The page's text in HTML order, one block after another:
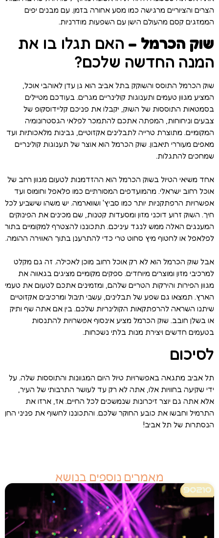
הצרים והציוריים מרגישה כמו מסע אחורה בזמן. עם מבנים יפים
הממזגים קסם מהעולם הישן עם השפעות מודרניות.
שוק הכרמל – האם תגלו בו את
המנה החדשה שלכם?
שוק הכרמל התוסס והשוקק בתל אביב הוא גן עדן לאוהבי אוכל,
המציע מגוון טעמים ותענוגות קולינריים מגרים. בעודכם מטיילים
בסמטאות התוססות של השוק, יקבלו את פניכם קליידוסקופ של
צבעים וניחוחות, המפתה אתכם להתמכר לפלאי הגסטרונומיה
המקומיים. מתוצרת טרייה לתבלינים אקזוטיים, גבינות מלאכותיות ועד
מאפים מעוררי תיאבון. שוק הכרמל הוא אוצר של תענוגות קולינריים
שמחכים להתגלות.
אחד משיאי הטיול בשוק הכרמל הוא ההזדמנות לטעום מגוון רחב של
אוכל רחוב ישראלי. מהמועדפים המסורתיים כמו פלאפל וחומוס ועד
אפשרויות הרפתקניות יותר כמו סביץ' ושווארמה. יש משהו שישביע לכל
חיך. השוק זרוע דוכני מזון ומסעדות קטנות, שם מכינים את הפינוקים
המענגים האלה ממש לנגד עיניכם. תתכוננו להצטרף למקומיים בתור
לפלאפל או לחטוף מיץ סחוט טרי כדי להתרענן בתוך האווירה ההומה.
אבל שוק הכרמל הוא לא רק אוכל רחוב מוכן לאכילה. זה גם מקלט
למרכיבי מזון ומוצרים מיוחדים. ספקים מקומיים מציגים בגאווה את
מגוון הפירות והירקות הטריים שלהם, ומזמינים אתכם לטעום את טעמי
הארץ. תמצאו גם שפע של תבלינים, עשבי תיבול ומרכיבים אקזוטיים
שיתנו השראה להרפתקאות הקולינריות שלכם. בין אם אתה שף ותיק
או בשלן חובב. שוק הכרמל מציע אינסוף אפשרויות להתנסות
בטעמים חדשים ויצירת מנות בלתי נשכחות.
לסיכום
תל אביב מתגאה באפשרויות טיול היום המגוונות והתוססות שלה. על
ידי שקיעה בחוויות אלו, אתה לא רק עד לעושר התרבותי של העיר,
אלא אתה גם יוצר זיכרונות שנמשכים לכל החיים. אז, ארזו את
התרמיל וחבשו את כובע החוקר שלכם. והתכוננו לחשוף את פניני החן
הנסתרות של תל אביב!
מאמרים נוספים בנושא